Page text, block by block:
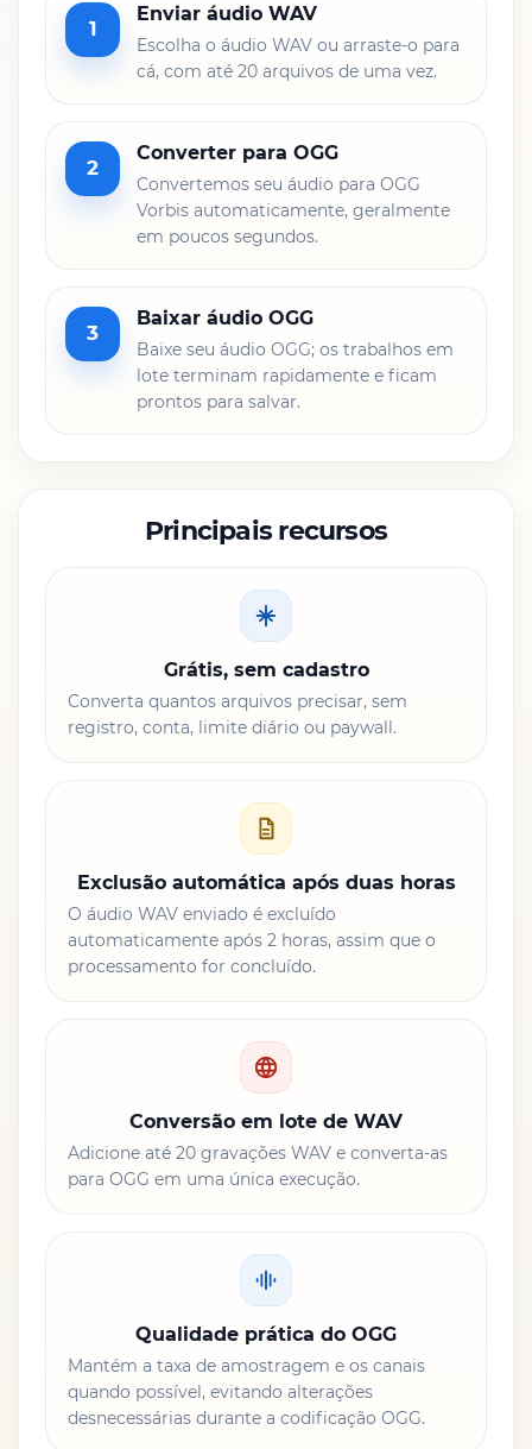
1
Enviar áudio WAV
Escolha o áudio WAV ou arraste-o para
cá, com até 20 arquivos de uma vez.
2
Converter para OGG
Convertemos seu áudio para OGG
Vorbis automaticamente, geralmente
em poucos segundos.
3
Baixar áudio OGG
Baixe seu áudio OGG; os trabalhos em
lote terminam rapidamente e ficam
prontos para salvar.
Principais recursos
Grátis, sem cadastro
Converta quantos arquivos precisar, sem
registro, conta, limite diário ou paywall.
Exclusão automática após duas horas
O áudio WAV enviado é excluído
automaticamente após 2 horas, assim que o
processamento for concluído.
Conversão em lote de WAV
Adicione até 20 gravações WAV e converta-as
para OGG em uma única execução.
Qualidade prática do OGG
Mantém a taxa de amostragem e os canais
quando possível, evitando alterações
desnecessárias durante a codificação OGG.